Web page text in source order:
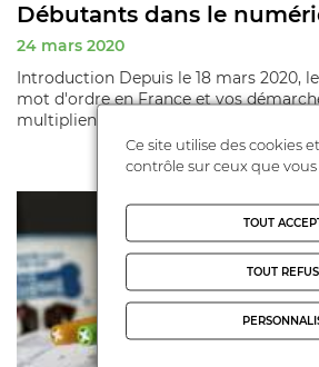
Débutants dans le
24 mars 2020
Introduction Depuis le 18 mars 2020,
mot d'ordre en France et vos
multiplient. ...
Ce site utilise des cookies
contrôle sur ceux que
TOUT
TOUT